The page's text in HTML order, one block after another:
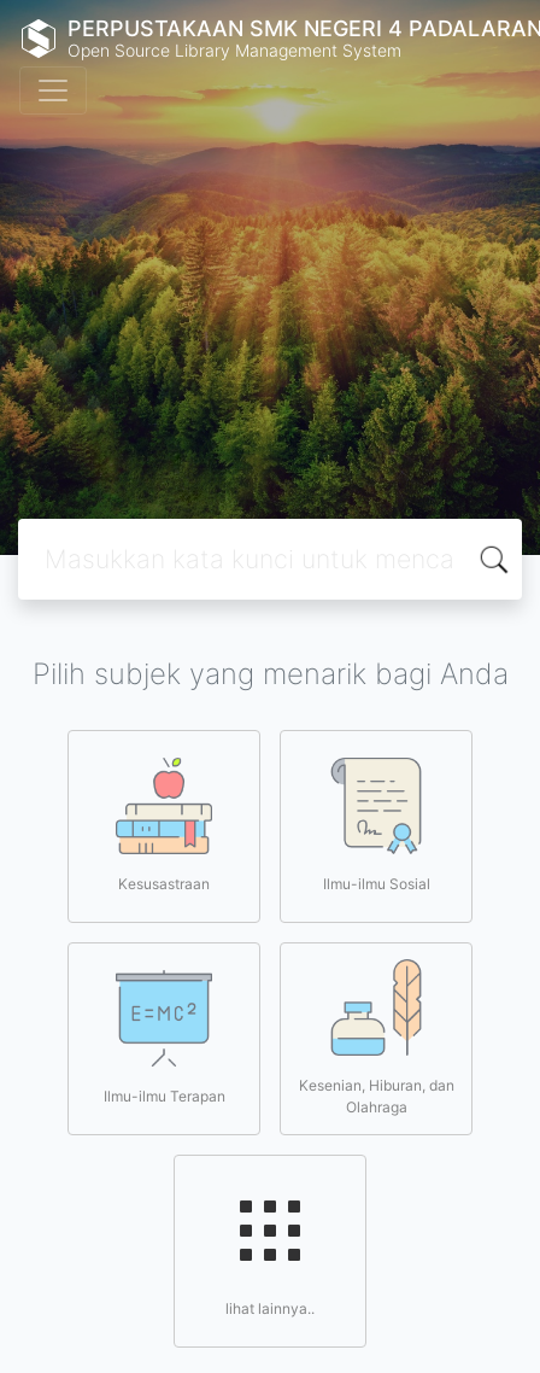
PERPUSTAKAAN SMK NEGERI 4
Open Source Library Management System
Pilih subjek yang menarik bagi Anda
Kesusastraan Ilmu-ilmu Sosial
Ilmu-ilmu Terapan
Kesenian, Hiburan, dan
Olahraga
lihat lainnya..